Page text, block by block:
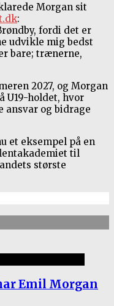
Morgan sit
:
fordi det er
udvikle mig bedst
bare; trænerne,
2027, og Morgan
U19-holdet, hvor
ansvar og bidrage
et eksempel på en
til
største
Emil Morgan